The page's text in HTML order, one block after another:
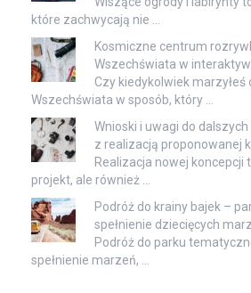
które zachwycają nie …
Kosmiczne centrum
Wszechświata w
Czy kiedykolwiek
Wszechświata w sposób, który …
Wnioski i uwagi do
z realizacją proponowanej
Realizacja nowej koncepcji
projekt, ale również …
Podróż do krainy bajek –
spełnienie dziecięcych
Podróż do parku
spełnienie marzeń, …